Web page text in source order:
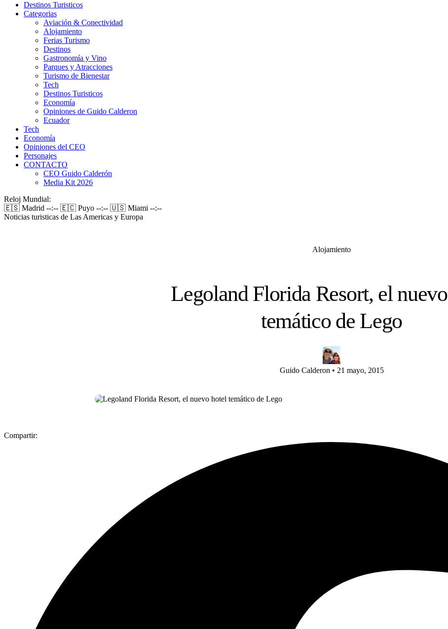
Destinos Turisticos
Categorias
Aviación & Conectividad
Alojamiento
Ferias Turismo
Destinos
Gastronomía y Vino
Parques y Atracciones
Turismo de Bienestar
Tech
Destinos Turisticos
Economía
Opiniones de Guido Calderon
Ecuador
Tech
Economía
Opiniones del CEO
Personajes
CONTACTO
CEO Guido Calderón
Media Kit 2026
Reloj Mundial:
🇪🇸 Madrid --:-- 🇪🇨 Puyo --:-- 🇺🇸 Miami --:--
Noticias turisticas de Las Americas y Europa
Alojamiento
Legoland Florida Resort, el
temático de Lego
Guido Calderon • 21 mayo, 2015
Compartir: